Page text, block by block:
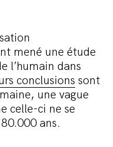
mené une étude
l’humain dans
conclusions sont
une vague
celle-ci ne se
ans.